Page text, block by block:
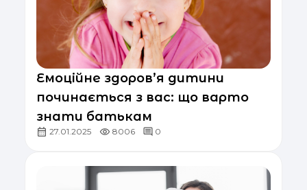
Емоційне здоров’я дитини
починається з вас: що варто
знати батькам
27.01.2025 8006 0